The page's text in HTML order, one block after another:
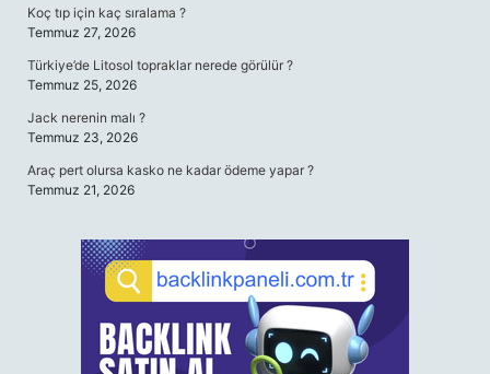
Koç tıp için kaç sıralama ?
Temmuz 27, 2026
Türkiye’de Litosol topraklar nerede görülür ?
Temmuz 25, 2026
Jack nerenin malı ?
Temmuz 23, 2026
Araç pert olursa kasko ne kadar ödeme yapar ?
Temmuz 21, 2026